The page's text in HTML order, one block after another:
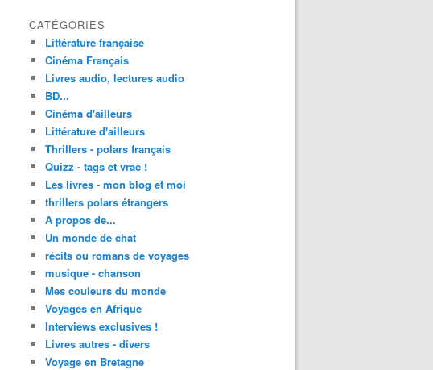
CATÉGORIES
Littérature française
Cinéma Français
Livres audio, lectures audio
BD...
Cinéma d'ailleurs
Littérature d'ailleurs
Thrillers - polars français
Quizz - tags et vrac !
Les livres - mon blog et moi
thrillers polars étrangers
A propos de...
Un monde de chat
récits ou romans de voyages
musique - chanson
Mes couleurs du monde
Voyages en Afrique
Interviews exclusives !
Livres autres - divers
Voyage en Bretagne